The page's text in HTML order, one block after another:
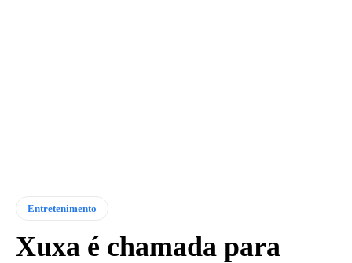
Entretenimento
Xuxa é chamada para